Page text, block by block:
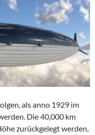
als anno 1929 im
Die 40,000 km
zurückgelegt werden,